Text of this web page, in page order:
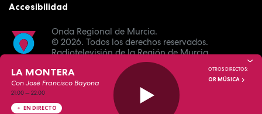
Onda Regional de Murcia.
© 2026. Todos los derechos reservados.
Radiotelevisión de la Región de Murcia.
Accesibilidad
LA MONTERA
Con José Francisco Bayona
21:00—22:00
EN DIRECTO
OTROS DIRECTOS:
OR MÚSICA